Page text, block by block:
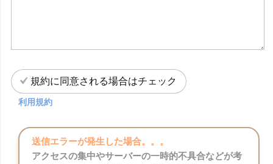
規約に同意される場合はチェック
利用規約
送信エラーが発生した場合。。。
アクセスの集中やサーバーの一時的不具合などが考